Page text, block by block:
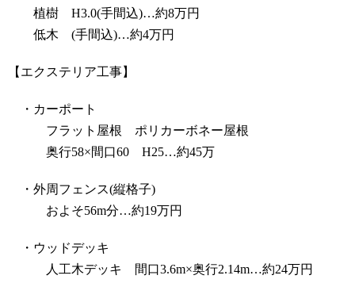
植樹 H3.0(手間込)…約8万円
低木 (手間込)…約4万円
【エクステリア工事】
・カーポート
フラット屋根 ポリカーボネー屋根
奥行58×間口60 H25…約45万
・外周フェンス(縦格子)
およそ56m分…約19万円
・ウッドデッキ
人工木デッキ 間口3.6m×奥行2.14m…約24万円